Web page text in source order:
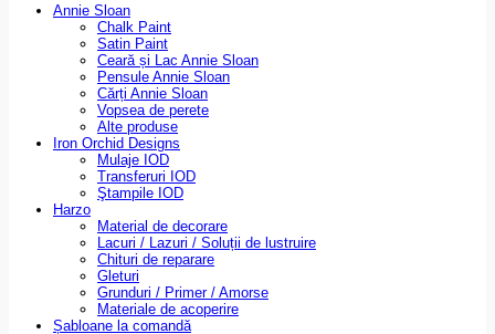
Annie Sloan
Chalk Paint
Satin Paint
Ceară și Lac Annie Sloan
Pensule Annie Sloan
Cărți Annie Sloan
Vopsea de perete
Alte produse
Iron Orchid Designs
Mulaje IOD
Transferuri IOD
Ştampile IOD
Harzo
Material de decorare
Lacuri / Lazuri / Soluții de lustruire
Chituri de reparare
Gleturi
Grunduri / Primer / Amorse
Materiale de acoperire
Șabloane la comandă